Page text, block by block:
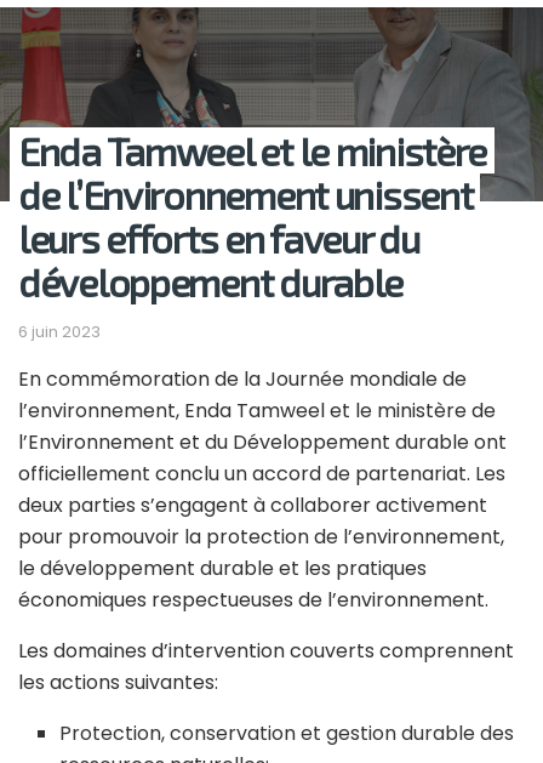
Enda Tamweel et le ministère
de l’Environnement unissent
leurs efforts en faveur du
développement durable
6 juin 2023
En commémoration de la Journée mondiale de
l’environnement, Enda Tamweel et le ministère de
l’Environnement et du Développement durable ont
officiellement conclu un accord de partenariat. Les
deux parties s’engagent à collaborer activement
pour promouvoir la protection de l’environnement,
le développement durable et les pratiques
économiques respectueuses de l’environnement.
Les domaines d’intervention couverts comprennent
les actions suivantes:
Protection, conservation et gestion durable des